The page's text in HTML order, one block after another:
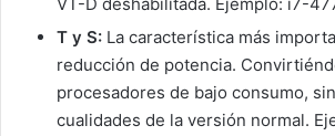
VT-D deshabilitada. Ejemplo: i7-
T y S: La característica más
reducción de potencia.
procesadores de bajo consumo,
cualidades de la versión normal.